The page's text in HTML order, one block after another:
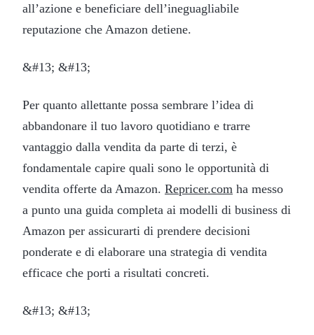
all’azione e beneficiare dell’ineguagliabile
reputazione che Amazon detiene.
&#13; &#13;
Per quanto allettante possa sembrare l’idea di
abbandonare il tuo lavoro quotidiano e trarre
vantaggio dalla vendita da parte di terzi, è
fondamentale capire quali sono le opportunità di
vendita offerte da Amazon. Repricer.com ha messo
a punto una guida completa ai modelli di business di
Amazon per assicurarti di prendere decisioni
ponderate e di elaborare una strategia di vendita
efficace che porti a risultati concreti.
&#13; &#13;